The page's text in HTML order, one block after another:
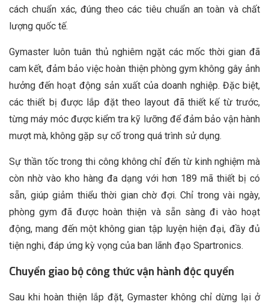
cách chuẩn xác, đúng theo các tiêu chuẩn an toàn và chất
lượng quốc tế.
Gymaster luôn tuân thủ nghiêm ngặt các mốc thời gian đã
cam kết, đảm bảo việc hoàn thiện phòng gym không gây ảnh
hưởng đến hoạt động sản xuất của doanh nghiệp. Đặc biệt,
các thiết bị được lắp đặt theo layout đã thiết kế từ trước,
từng máy móc được kiểm tra kỹ lưỡng để đảm bảo vận hành
mượt mà, không gặp sự cố trong quá trình sử dụng.
Sự thần tốc trong thi công không chỉ đến từ kinh nghiệm mà
còn nhờ vào kho hàng đa dạng với hơn 189 mã thiết bị có
sẵn, giúp giảm thiểu thời gian chờ đợi. Chỉ trong vài ngày,
phòng gym đã được hoàn thiện và sẵn sàng đi vào hoạt
động, mang đến một không gian tập luyện hiện đại, đầy đủ
tiện nghi, đáp ứng kỳ vọng của ban lãnh đạo Spartronics.
Chuyển giao bộ công thức vận hành độc quyền
Sau khi hoàn thiện lắp đặt, Gymaster không chỉ dừng lại ở